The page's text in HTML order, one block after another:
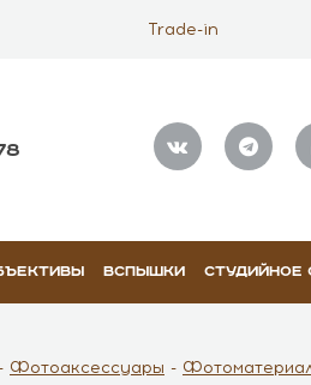
Trade-in
ВСПЫШКИ СТУДИЙНОЕ
Фотоаксессуары